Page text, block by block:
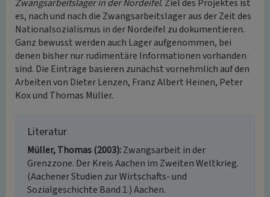
Zwangsarbeitslager in der Nordeifel. Ziel des Projektes ist
es, nach und nach die Zwangsarbeitslager aus der Zeit des
Nationalsozialismus in der Nordeifel zu dokumentieren.
Ganz bewusst werden auch Lager aufgenommen, bei
denen bisher nur rudimentäre Informationen vorhanden
sind. Die Einträge basieren zunächst vornehmlich auf den
Arbeiten von Dieter Lenzen, Franz Albert Heinen, Peter
Kox und Thomas Müller.
Literatur
Müller, Thomas (2003) Zwangsarbeit in der
Grenzzone. Der Kreis Aachen im Zweiten Weltkrieg.
(Aachener Studien zur Wirtschafts- und
Sozialgeschichte Band 1.) Aachen.